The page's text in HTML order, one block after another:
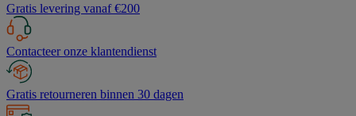
Gratis levering vanaf €200
Contacteer onze klantendienst
Gratis retourneren binnen 30 dagen